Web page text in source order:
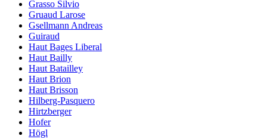
Grasso Silvio
Gruaud Larose
Gsellmann Andreas
Guiraud
Haut Bages Liberal
Haut Bailly
Haut Batailley
Haut Brion
Haut Brisson
Hilberg-Pasquero
Hirtzberger
Hofer
Högl